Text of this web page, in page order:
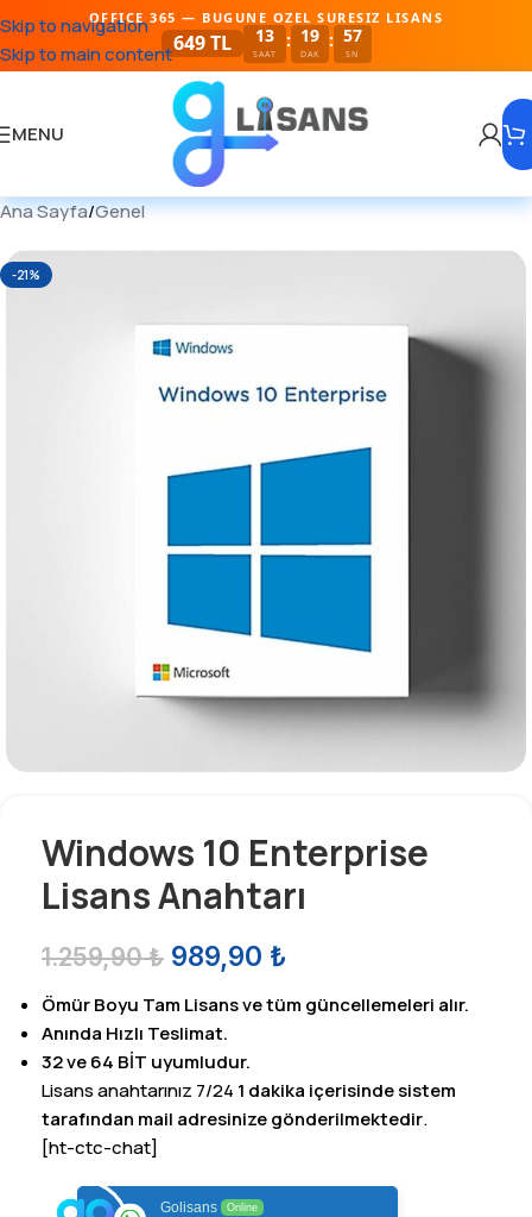
Skip to navigation
Skip to main content
OFFICE 365 — BUGUNE OZEL SURESIZ LISANS
649 TL 13
SAAT
: 19
DAK
: 57
SN
MENU
Ana Sayfa/Genel
-21%
Windows 10 Enterprise
Lisans Anahtarı
1.259,90₺ 989,90 ₺
Ömür Boyu Tam Lisans ve tüm güncellemeleri alır.
Anında Hızlı Teslimat.
32 ve 64 BİT uyumludur.
Lisans anahtarınız 7/24 1 dakika içerisinde sistem
tarafından mail adresinize gönderilmektedir.
[ht-ctc-chat]
Golisans Online